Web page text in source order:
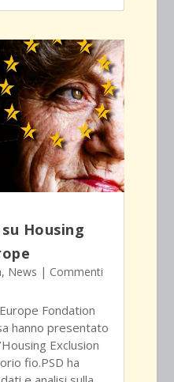
Housing
, News | Commenti
Fondation
hanno presentato
Exclusion
fio.PSD ha